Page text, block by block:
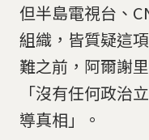
但半島電視台、
組織，皆質疑這
難之前，阿爾謝
「沒有任何政治
導真相」。